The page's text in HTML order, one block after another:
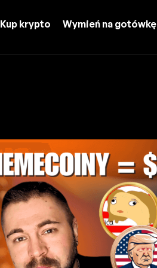
Kup krypto Wymień na gotówkę